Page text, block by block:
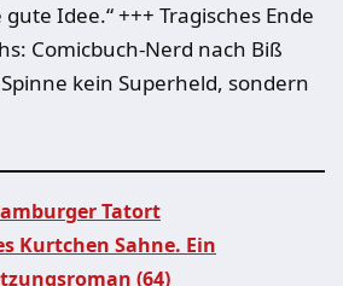
Idee.“ +++ Tragisches Ende
Comicbuch-Nerd nach Biß
kein Superheld, sondern
Tatort
Kurtchen Sahne. Ein
(64)